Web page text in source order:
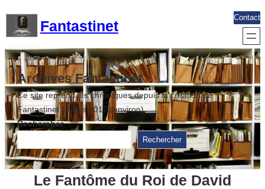
contenu
Fantastinet
Contact
Archives Fantastinet
Ce site reprend les chroniques depuis la création de
Fantastinet jusque 2017 (environ)
Rechercher
Rechercher
Le Fantôme du Roi de David